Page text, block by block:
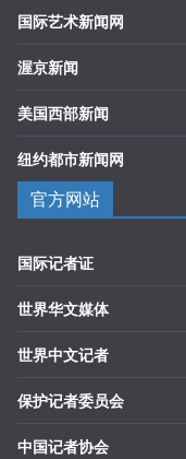
国际艺术新闻网
渥京新闻
美国西部新闻
纽约都市新闻网
官方网站
国际记者证
世界华文媒体
世界中文记者
保护记者委员会
中国记者协会